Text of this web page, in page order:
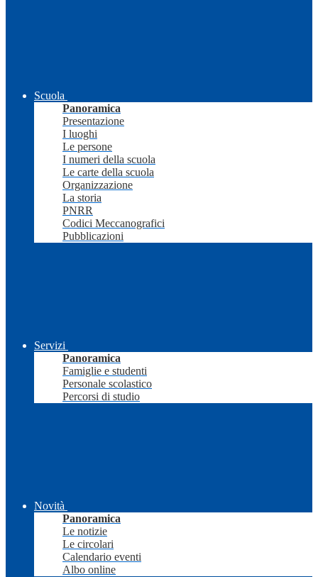
Scuola
Panoramica
Presentazione
I luoghi
Le persone
I numeri della scuola
Le carte della scuola
Organizzazione
La storia
PNRR
Codici Meccanografici
Pubblicazioni
Servizi
Panoramica
Famiglie e studenti
Personale scolastico
Percorsi di studio
Novità
Panoramica
Le notizie
Le circolari
Calendario eventi
Albo online